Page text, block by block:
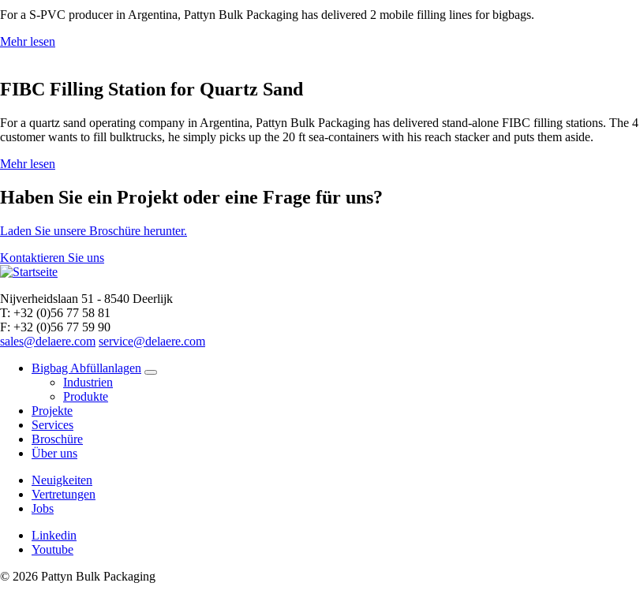
For a S-PVC producer in Argentina, Pattyn Bulk Packaging has delivered 2 mobile filling lines for bigbags.
Mehr lesen
FIBC Filling Station for Quartz Sand
For a quartz sand operating company in Argentina, Pattyn Bulk Packaging has delivered stand-alone FIBC filling stations. The
customer wants to fill bulktrucks, he simply picks up the 20 ft sea-containers with his reach stacker and puts them aside.
Mehr lesen
Haben Sie ein Projekt oder eine Frage für uns?
Laden Sie unsere Broschüre herunter.
Kontaktieren Sie uns
Nijverheidslaan 51 - 8540 Deerlijk
T: +32 (0)56 77 58 81
F: +32 (0)56 77 59 90
sales@delaere.com service@delaere.com
Bigbag Abfüllanlagen
Industrien
Produkte
Projekte
Services
Broschüre
Über uns
Neuigkeiten
Vertretungen
Jobs
Linkedin
Youtube
© 2026 Pattyn Bulk Packaging